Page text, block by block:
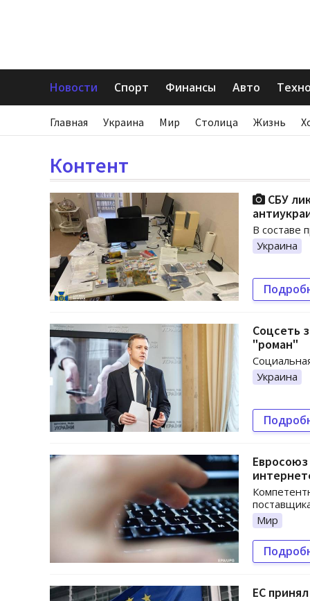
Новости Спорт Финансы Авто
Главная Украина Мир Столица Жизнь
Контент
СБУ
В составе
Украина
Соцсеть
"роман"
Украина
Мир
ЕС